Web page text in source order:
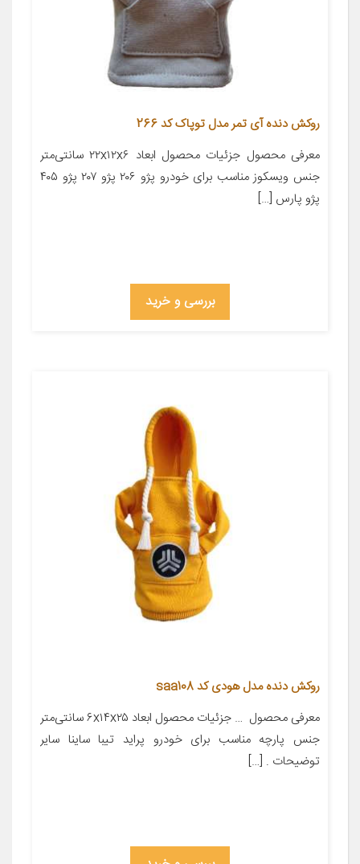
روکش دنده آی تمر مدل توپاک کد 266
معرفی محصول جزئیات محصول ابعاد ۲۲x۱۲x۶ سانتی‌متر
جنس ویسکوز مناسب برای خودرو پژو ۲۰۶ پژو ۲۰۷ پژو ۴۰۵
پژو پارس […]
بررسی و خرید
روکش دنده مدل هودی کد saa108
معرفی محصول ‌‌‌‌‌‌‌‌‌‌‌‌‌‌‌‌‌‌‌‌‌‌‌‌‌‌‌‌‌‌‌‌‌‌‌‌‌‌‌‌‌‌‌‌‌‌‌‌‌‌‌‌‌‌‌‌‌‌‌‌‌‌‌‌‌‌‌‌‌‌‌‌‌‌‌‌‌‌‌‌‌‌‌‌‌‌‌‌‌‌‌‌‌‌‌‌‌‌‌‌‌‌‌‌‌‌‌‌‌‌‌‌‌‌‌‌‌‌‌‌‌‌‌‌‌‌‌‌‌‌‌‌‌‌‌‌‌‌‌‌‌‌‌‌‌‌‌‌‌‌ … جزئیات محصول ابعاد ۶x۱۴x۲۵ سانتی‌متر
جنس پارچه مناسب برای خودرو پراید تیبا ساینا سایر
توضیحات . […]